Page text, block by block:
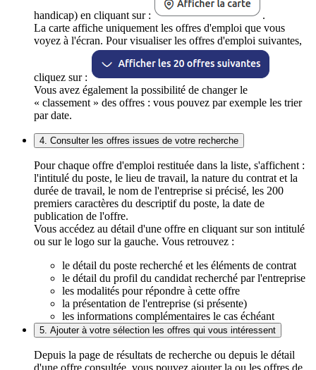
handicap) en cliquant sur :
.
La carte affiche uniquement les offres d'emploi que vous
voyez à l'écran. Pour visualiser les offres d'emploi suivantes,
cliquez sur :
Vous avez également la possibilité de changer le
« classement » des offres : vous pouvez par exemple les trier
par date.
4. Consulter les offres issues de votre recherche
Pour chaque offre d'emploi restituée dans la liste, s'affichent :
l'intitulé du poste, le lieu de travail, la nature du contrat et la
durée de travail, le nom de l'entreprise si précisé, les 200
premiers caractères du descriptif du poste, la date de
publication de l'offre.
Vous accédez au détail d'une offre en cliquant sur son intitulé
ou sur le logo sur la gauche. Vous retrouvez :
le détail du poste recherché et les éléments de contrat
le détail du profil du candidat recherché par l'entreprise
les modalités pour répondre à cette offre
la présentation de l'entreprise (si présente)
les informations complémentaires le cas échéant
5. Ajouter à votre sélection les offres qui vous intéressent
Depuis la page de résultats de recherche ou depuis le détail
d'une offre consultée, vous pouvez ajouter la ou les offres de